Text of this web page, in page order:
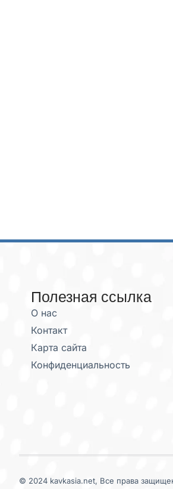
Полезная ссылка
О нас
Контакт
Карта сайта
Конфиденциальность
© 2024 kavkasia.net, Все права